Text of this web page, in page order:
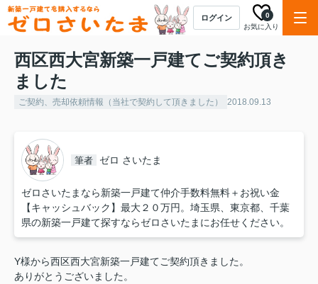
ログイン
お気に入り
0
西区西大宮新築一戸建てご契約頂き
ました
ご契約、売却依頼情報（当社で契約して頂きました） 2018.09.13
筆者 ゼロ さいたま
ゼロさいたまなら新築一戸建て仲介手数料無料＋お祝い金
【キャッシュバック】最大２０万円。埼玉県、東京都、千葉
県の新築一戸建て探すならゼロさいたまにお任せください。
Y様から西区西大宮新築一戸建てご契約頂きました。
ありがとうございました。